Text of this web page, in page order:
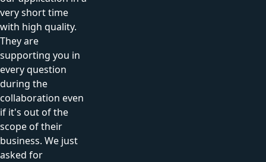
very short time
with high quality.
They are
supporting you in
every question
during the
collaboration even
if it's out of the
scope of their
business. We just
asked for